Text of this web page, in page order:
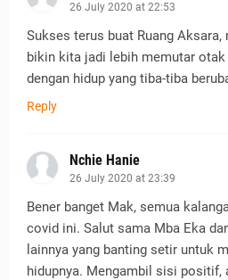
26 July 2020 at 22:53
Sukses terus buat Ruang
bikin kita jadi lebih memutar
dengan hidup yang tiba-tiba
Reply
Nchie Hanie
26 July 2020 at 23:39
Bener banget Mak, semua
covid ini. Salut sama Mba Eka
lainnya yang banting setir untuk
hidupnya. Mengambil sisi positif,